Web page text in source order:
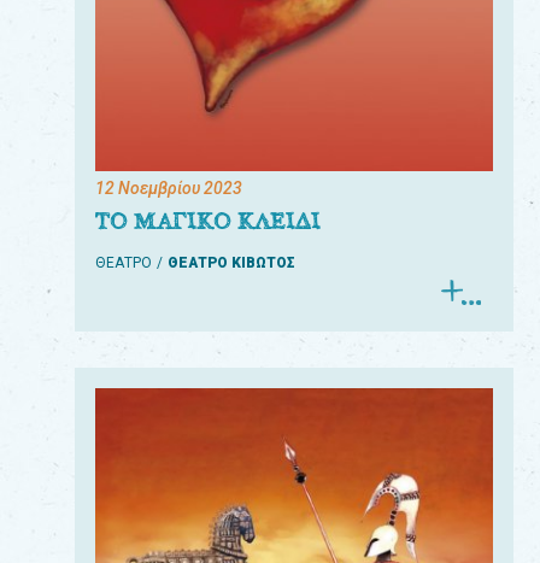
12 Νοεμβρίου 2023
ΤΟ ΜΑΓΙΚΟ ΚΛΕΙΔΙ
ΘΕΑΤΡΟ ΘΕΑΤΡΟ ΚΙΒΩΤΟΣ